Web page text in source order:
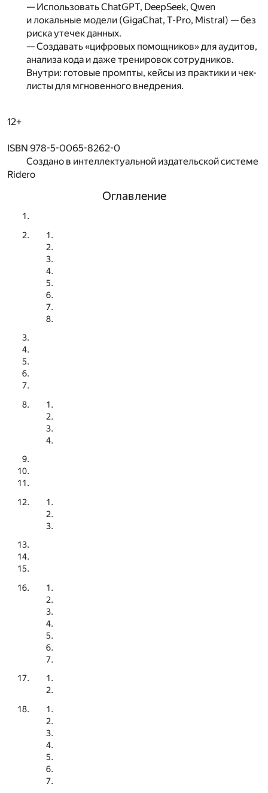
— Использовать ChatGPT, DeepSeek, Qwen
и локальные модели (GigaChat, T-Pro, Mistral) — без
риска утечек данных.
— Создавать «цифровых помощников» для аудитов,
анализа кода и даже тренировок сотрудников.
Внутри: готовые промпты, кейсы из практики и чек-
листы для мгновенного внедрения.
12+
ISBN 978-5-0065-8262-0
Создано в интеллектуальной издательской системе
Ridero
Оглавление